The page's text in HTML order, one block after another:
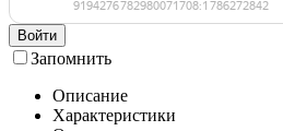
Войти
Запомнить
Описание
Характеристики